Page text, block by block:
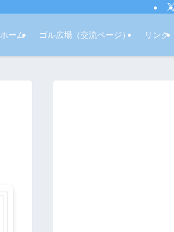
ホーム ゴル広場（交流ページ） リンク